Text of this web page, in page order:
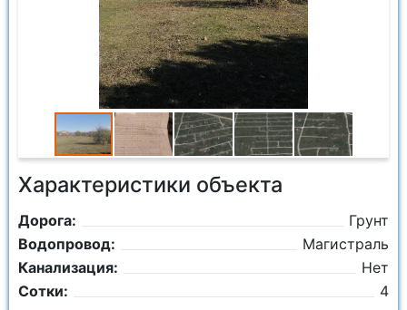
Характеристики объекта
Дорога:
Грунт
Водопровод:
Магистраль
Канализация:
Нет
Сотки:
4